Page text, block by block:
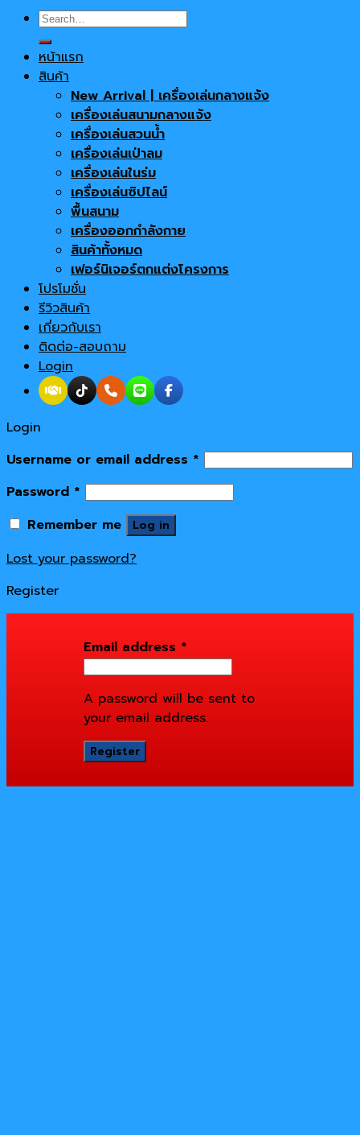
Search
for:
หน้าแรก
สินค้า
New Arrival | เครื่องเล่นกลางแจ้ง
เครื่องเล่นสนามกลางแจ้ง
เครื่องเล่นสวนน้ำ
เครื่องเล่นเป่าลม
เครื่องเล่นในร่ม
เครื่องเล่นซิปไลน์
พื้นสนาม
เครื่องออกกำลังกาย
สินค้าทั้งหมด
เฟอร์นิเจอร์ตกแต่งโครงการ
โปรโมชั่น
รีวิวสินค้า
เกี่ยวกับเรา
ติดต่อ-สอบถาม
Login
Login
Username or email address *
Password *
Remember me
Log in
Lost your password?
Register
Email address *
A password will be sent to
your email address.
Register